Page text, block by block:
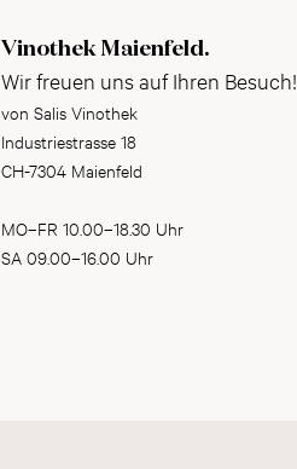
Vinothek Maienfeld.
Wir freuen uns auf Ihren Besuch!
von Salis Vinothek
Industriestrasse 18
CH-7304 Maienfeld
MO–FR 10.00–18.30 Uhr
SA 09.00–16.00 Uhr